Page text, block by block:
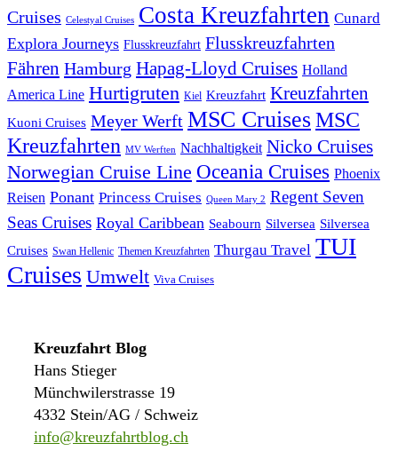
Cruises Celestyal Cruises Costa Kreuzfahrten Cunard
Explora Journeys Flusskreuzfahrt Flusskreuzfahrten
Fähren Hamburg Hapag-Lloyd Cruises Holland
America Line Hurtigruten Kiel Kreuzfahrt Kreuzfahrten
Kuoni Cruises Meyer Werft MSC CruisesMSC
Kreuzfahrten MV Werften Nachhaltigkeit Nicko Cruises
Norwegian Cruise Line Oceania Cruises Phoenix
Reisen Ponant Princess Cruises Queen Mary 2 Regent Seven
Seas Cruises Royal Caribbean Seabourn Silversea Silversea
Cruises Swan Hellenic Themen Kreuzfahrten Thurgau Travel TUI
Cruises Umwelt Viva Cruises
Kreuzfahrt Blog
Hans Stieger
Münchwilerstrasse 19
4332 Stein/AG / Schweiz
info@kreuzfahrtblog.ch